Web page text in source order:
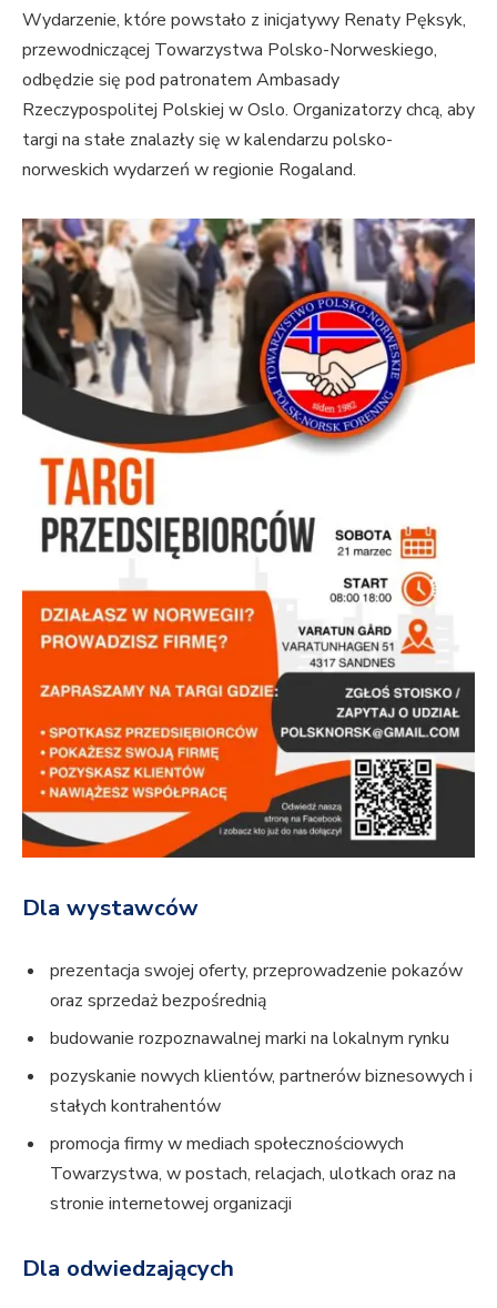
Wydarzenie, które powstało z inicjatywy Renaty Pęksyk,
przewodniczącej Towarzystwa Polsko-Norweskiego,
odbędzie się pod patronatem Ambasady
Rzeczypospolitej Polskiej w Oslo. Organizatorzy chcą, aby
targi na stałe znalazły się w kalendarzu polsko-
norweskich wydarzeń w regionie Rogaland.
Dla wystawców
prezentacja swojej oferty, przeprowadzenie pokazów
oraz sprzedaż bezpośrednią
budowanie rozpoznawalnej marki na lokalnym rynku
pozyskanie nowych klientów, partnerów biznesowych i
stałych kontrahentów
promocja firmy w mediach społecznościowych
Towarzystwa, w postach, relacjach, ulotkach oraz na
stronie internetowej organizacji
Dla odwiedzających